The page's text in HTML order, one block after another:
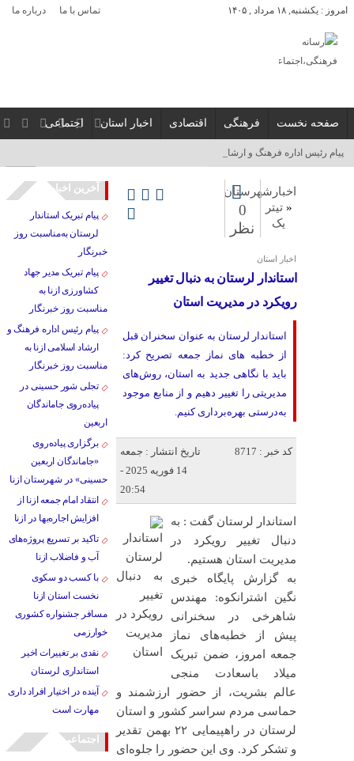
امروز : یکشنبه, ۱۸ مرداد , ۱۴۰۵ تماس با ما درباره ما
صفحه نخست فرهنگی اقتصادی اخبار استان اجتماعی
پیام رئیس اداره فرهنگ و ارشاد اسلا_
اخبارشهرستان
« تیتر
یک
0
نظر
اخبار استان
استاندار لرستان به دنبال تغییر
رویکرد در مدیریت استان
استاندار لرستان به عنوان سخنران قبل
از خطبه های نماز جمعه تصریح کرد:
باید با نگاهی جدید به استان، روش‌های
مدیریتی را تغییر دهیم و از منابع موجود
به‌درستی بهره‌برداری کنیم.
کد خبر : 8717
تاریخ انتشار : جمعه
14 فوریه 2025 -
20:54
استاندار لرستان گفت : به
دنبال تغییر رویکرد در
مدیریت استان هستیم.
به گزارش پایگاه خبری
نگین اشترانکوه: مهندس
شاهرخی در سخنرانی
پیش از خطبه‌های نماز
جمعه امروز، ضمن تبریک
میلاد باسعادت منجی
عالم بشریت، از حضور ارزشمند و
حماسی مردم سراسر کشور و استان
لرستان در راهپیمایی ۲۲ بهمن تقدیر
و تشکر کرد. وی این حضور را جلوه‌ای
آخرین اخبار
پیام تبریک استاندار
لرستان به‌مناسبت روز
خبرنگار
پیام تبریک مدیر جهاد
کشاورزی ازنا به
مناسبت روز خبرنگار
پیام رئیس اداره فرهنگ و
ارشاد اسلامی ازنا به
مناسبت روز خبرنگار
تجلی شور حسینی در
پیاده‌روی جاماندگان
اربعین
برگزاری پیاده‌روی
«جاماندگان اربعین
حسینی» در شهرستان ازنا
انتقاد امام جمعه ازنا از
افزایش اجاره‌بها در ازنا
تاکید بر تسریع پروژه‌های
آب و فاضلاب ازنا
با کسب دو سکوی
نخست استان ازنا
مسافر جشنواره کشوری
خوارزمی
نقدی بر تغییرات اخیر
استانداری لرستان
آینده در اختیار افراد داری
مهارت است
اجتماعی